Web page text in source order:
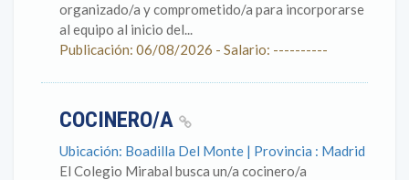
organizado/a y comprometido/a para incorporarse
al equipo al inicio del...
Publicación: 06/08/2026 - Salario: ----------
COCINERO/A
Ubicación: Boadilla Del Monte | Provincia : Madrid
El Colegio Mirabal busca un/a cocinero/a